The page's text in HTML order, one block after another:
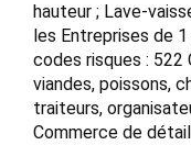
hauteur ; Lave-
les Entreprises de
codes risques : 522
viandes, poissons,
traiteurs,
Commerce de